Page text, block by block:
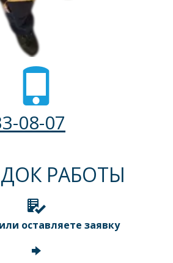
08-07
РАБОТЫ
оставляете заявку